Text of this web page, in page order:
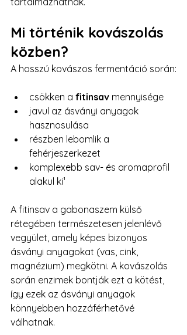
Mi történik kovászolás
közben?
A hosszú kovászos fermentáció során:
csökken a fitinsav mennyisége
javul az ásványi anyagok
hasznosulása
részben lebomlik a
fehérjeszerkezet
komplexebb sav- és aromaprofil
alakul ki¹
A fitinsav a gabonaszem külső
rétegében természetesen jelenlévő
vegyület, amely képes bizonyos
ásványi anyagokat (vas, cink,
magnézium) megkötni. A kovászolás
során enzimek bontják ezt a kötést,
így ezek az ásványi anyagok
könnyebben hozzáférhetővé
válhatnak.